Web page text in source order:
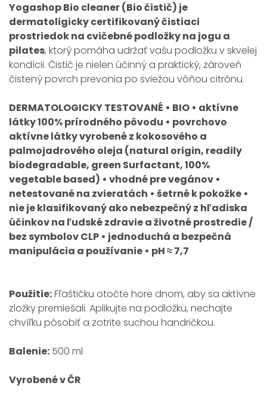
Yogashop Bio cleaner (Bio čistič) je
dermatoligicky certifikovaný čistiaci
prostriedok na cvičebné podložky na jogu a
pilates, ktorý pomáha udržať vašu podložku v skvelej
kondícii. Čistič je nielen účinný a praktický, zároveň
čistený povrch prevonia po sviežou vôňou citrónu.
DERMATOLOGICKY TESTOVANÉ • BIO • aktívne
látky 100% prírodného pôvodu • povrchovo
aktívne látky vyrobené z kokosového a
palmojadrového oleja (natural origin, readily
biodegradable, green Surfactant, 100%
vegetable based) • vhodné pre vegánov •
netestované na zvieratách • šetrné k pokožke •
nie je klasifikovaný ako nebezpečný z hľadiska
účinkov na ľudské zdravie a životné prostredie /
bez symbolov CLP • jednoduchá a bezpečná
manipulácia a používanie • pH ≈ 7,7
Použitie:Fľaštičku otočte hore dnom, aby sa aktívne
zložky premiešali. Aplikujte na podložku, nechajte
chvíľku pôsobiť a zotrite suchou handričkou.
Balenie: 500 ml
Vyrobené v ČR